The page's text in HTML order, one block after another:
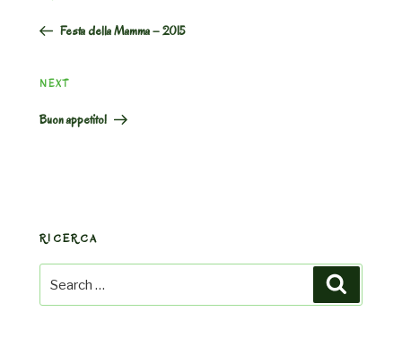
Festa della Mamma – 2015
Next
NEXT
Buon appetito!
RICERCA
Search
for: